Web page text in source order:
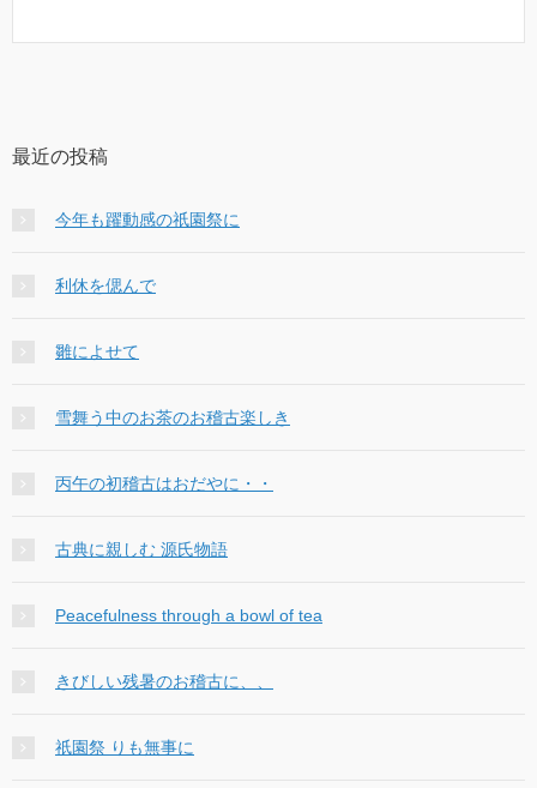
最近の投稿
今年も躍動感の祇園祭に
利休を偲んで
雛によせて
雪舞う中のお茶のお稽古楽しき
丙午の初稽古はおだやに・・
古典に親しむ 源氏物語
Peacefulness through a bowl of tea
きびしい残暑のお稽古に、、
祇園祭 りも無事に